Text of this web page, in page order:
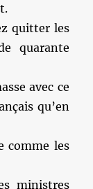
quitter les
quarante
avec ce
qu’en
comme les
ministres